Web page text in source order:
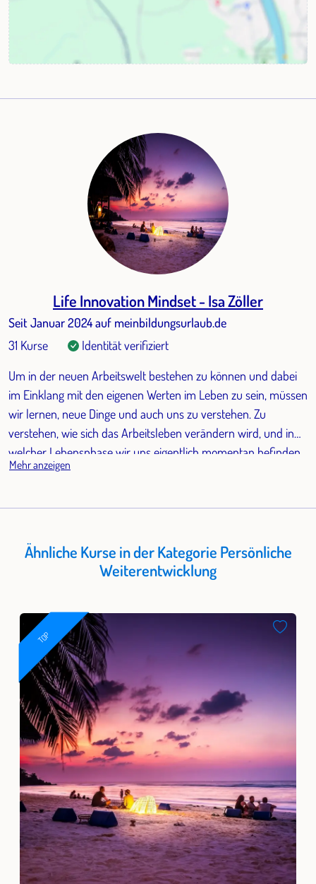
Life Innovation Mindset - Isa Zöller
Seit Januar 2024 auf meinbildungsurlaub.de
31 Kurse
Identität verifiziert
Um in der neuen Arbeitswelt bestehen zu können und dabei
im Einklang mit den eigenen Werten im Leben zu sein, müssen
wir lernen, neue Dinge und auch uns zu verstehen. Zu
verstehen, wie sich das Arbeitsleben verändern wird, und in
welcher Lebensphase wir uns eigentlich momentan befinden.
Ich helfe Dir, mit Hilfe des innovativen "Work-Life-Design", die
zu treffen. Der Austausch mit mir und/ oder mit anderen
zur Überprüfung deiner Lebens- und Arbeitseinstellung
werden dir helfen, zu einer glücklicheren Version deiner selbst
Mehr anzeigen
Ähnliche Kurse in der Kategorie Persönliche
Weiterentwicklung
TOP